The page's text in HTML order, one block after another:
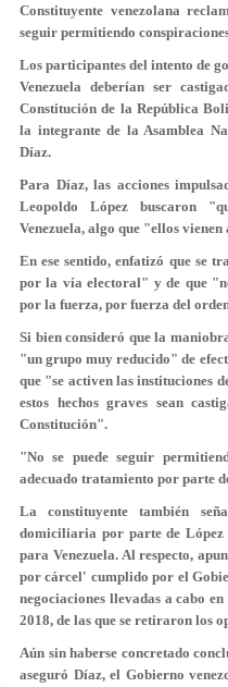
Constituyente venezolana
seguir permitiendo
Los participantes del intento de
Venezuela deberían ser
Constitución de la República
la integrante de la Asamblea
Díaz.
Para Díaz, las acciones
Leopoldo López buscaron
Venezuela, algo que "ellos vienen
En ese sentido, enfatizó que se
por la vía electoral" y de que
por la fuerza, por fuerza del
Si bien consideró que la
"un grupo muy reducido" de
que "se activen las instituciones
estos hechos graves sean
Constitución".
"No se puede seguir
adecuado tratamiento por parte
La constituyente también
domiciliaria por parte de
para Venezuela. Al respecto,
por cárcel' cumplido por el
negociaciones llevadas a cabo
2018, de las que se retiraron los
Aún sin haberse concretado
aseguró Díaz, el Gobierno